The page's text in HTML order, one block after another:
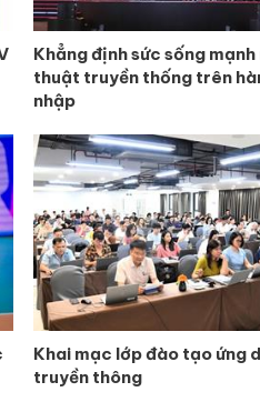
Khẳng định sức sống
thuật truyền thống trên
nhập
Khai mạc lớp đào tạo ứng
truyền thông